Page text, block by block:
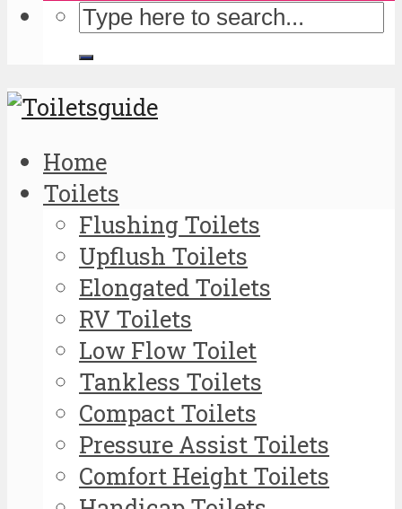
Home
Toilets
Flushing Toilets
Upflush Toilets
Elongated Toilets
RV Toilets
Low Flow Toilet
Tankless Toilets
Compact Toilets
Pressure Assist Toilets
Comfort Height Toilets